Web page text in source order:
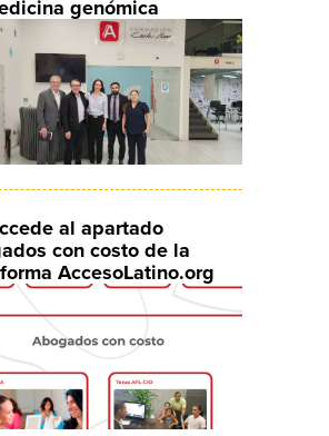
genómica
al apartado
con costo de la
AccesoLatino.org